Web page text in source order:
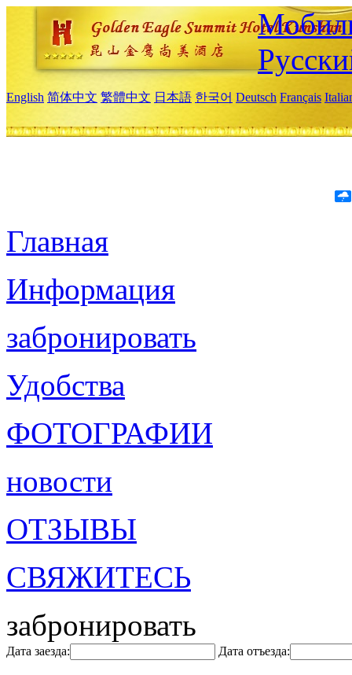
English 简体中文 繁體中文 日本語 한국어 Deutsch Français
Главная
Информация
забронировать
Удобства
ФОТОГРАФИИ
новости
ОТЗЫВЫ
СВЯЖИТЕСЬ
забронировать
Дата заезда: Дата отъезда: